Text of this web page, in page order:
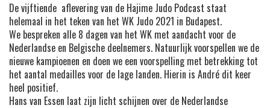
De vijftiende aflevering van de Hajime Judo Podcast staat
helemaal in het teken van het WK Judo 2021 in Budapest.
We bespreken alle 8 dagen van het WK met aandacht voor de
Nederlandse en Belgische deelnemers. Natuurlijk voorspellen we de
nieuwe kampioenen en doen we een voorspelling met betrekking tot
het aantal medailles voor de lage landen. Hierin is André dit keer
heel positief.
Hans van Essen laat zijn licht schijnen over de Nederlandse